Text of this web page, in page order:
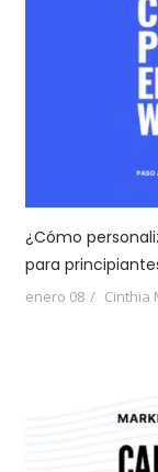
¿Cómo
para
enero 08 Cinthia